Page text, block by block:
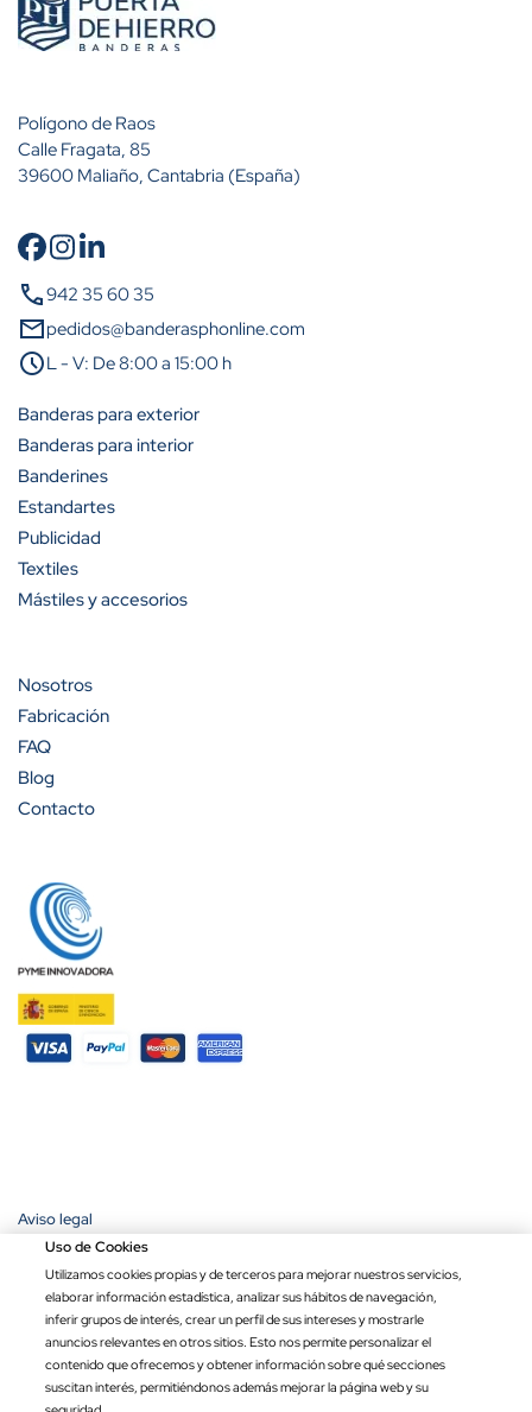
Precio por unidad Opciones totales Total
Cantidad
A partir de 10 unidades
A partir de 25 unidades
A partir de 50 unidades
A partir de 100 unidades
Cantidad
A partir de 200 unidades
Polígono de Raos
Calle Fragata, 85
39600 Maliaño, Cantabria (España)
call942 35 60 35
mailpedidos@banderasphonline.com
scheduleL - V: De 8:00 a 15:00 h
Banderas para exterior
Banderas para interior
Banderines
Estandartes
Publicidad
Textiles
Mástiles y accesorios
Nosotros
Fabricación
FAQ
Blog
Contacto
Aviso legal
Política de privacidad
Condiciones de compra
Ley de transparencia
Copyright © 2026 Banderas Puerta de Hierro®. Todos los derechos
reservados.
Uso de Cookies
Utilizamos cookies propias y de terceros para mejorar nuestros servicios,
elaborar información estadística, analizar sus hábitos de navegación,
inferir grupos de interés, crear un perfil de sus intereses y mostrarle
anuncios relevantes en otros sitios. Esto nos permite personalizar el
contenido que ofrecemos y obtener información sobre qué secciones
suscitan interés, permitiéndonos además mejorar la página web y su